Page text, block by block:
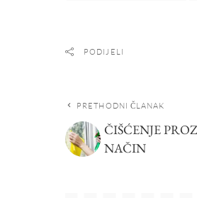
PODIJELI
PRETHODNI ČLANAK
ČIŠĆENJE
NAČIN